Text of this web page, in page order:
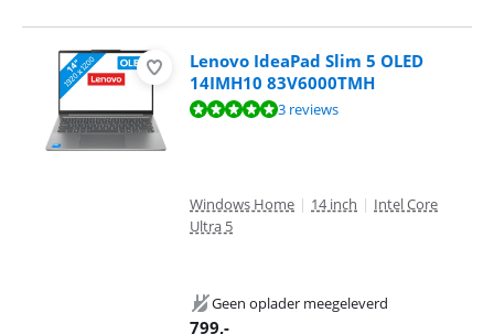
Lenovo IdeaPad Slim 5 OLED
14IMH10 83V6000TMH
Beoordeling is 9,6 van de 10, gebaseerd op 3 reviews.
3 reviews
Windows Home | 14 inch | Intel Core
Ultra 5
Geen oplader meegeleverd
799,-